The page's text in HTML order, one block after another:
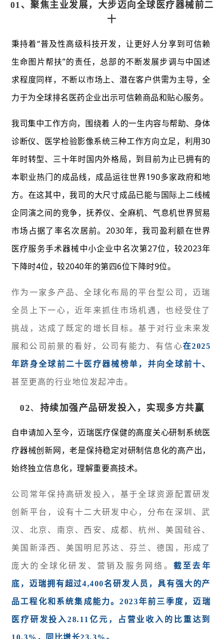
01、 聚焦主业发展， 大步迈向全球医疗器械前二
十
秉持着“普及性高级科技开发，让更好人分享到可信赖
生命图片帮扶”的责任，总部的不断发展步调与中国述
求程度同样，不断以市场上、潜在客户供需为主导，全
力于为全球排名医药企业出示可信赖商品和贴心服务。
我司集中工作方向，围绕着 人的一生内容与帮助、身体
诊断仪、医学检验影像系统三种工作方向立足，利用30
年时转型、三十年时国内外格局，到目前为止已拥有的
本职业热门的成品线，成品运往世界190多家政府和地
方。在这其中，我司的大尺寸成品已能与国际上二线械
企同演之间的竞争，抚养仪、全麻机、气息机世界贸易
市场占据了率名次居前。2030年，我司盈利额在世界
医疗服务手术器械中小企业中名次第27位，较2023年
下降时4位，较2040年的第四6位下降时9位。
作为一家多产品、全球化布局的平台型公司，迈瑞
全员上下一心，近年来抓住市场机遇，也经受住了
挑战，达成了既定的增长目标。基于对行业未来发
展和公司前景的看好，公司有能力、有信心在2025
年跻身全球前二十医疗器械榜单，并向全球前十、
甚至更高的行业地位发起冲击。
02、 持续加强产品研发投入，实现多方共赢
自申请加入至今，迈瑞医疗保健的高度关心研制系统医
疗器械创新网，老是保持稳定对研制信息化的高产出，
始终独立信息化，理解重要高技术。
公司常年保持高研发投入，基于全球资源配置研发
创新平台，设有十二大研发中心，分布在深圳、武
汉、北京、南京、西安、成都、杭州、美国硅谷、
美国新泽西、美国明尼苏达、芬兰、德国，形成了
庞大的全球化研发、营销及服务网络。 截至去年
底，迈瑞拥有超过4,400名研发人员，具有强大的产
品工程化和系统集成能力。2023年前三季度，迈瑞
医疗研发投入28.11亿元，占营业收入的比重达到
10.3%，同比增长23.3%。